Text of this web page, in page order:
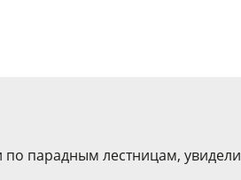
парадным лестницам, увидели